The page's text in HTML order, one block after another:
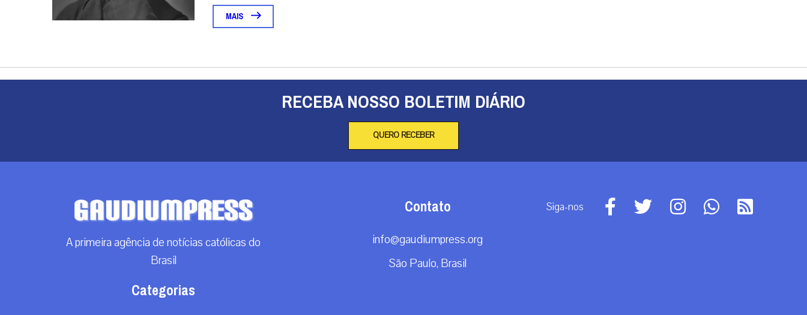
MAIS
RECEBA NOSSO BOLETIM DIÁRIO
QUERO RECEBER
A primeira agência de notícias católicas do
Brasil
Categorias
Contato
info@gaudiumpress.org
São Paulo, Brasil
Siga-nos